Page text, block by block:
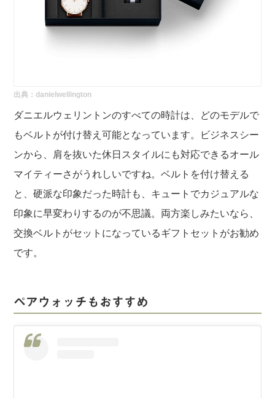
出典：danielwellington
ダニエルウェリントンのすべての時計は、どのモデルで
もベルトが付け替え可能となっています。ビジネスシー
ンから、肩を抜いた休日スタイルにも対応できるオール
マイティーさがうれしいですね。ベルトを付け替える
と、硬派な印象だった時計も、キュートでカジュアルな
印象に早変わりするのが不思議。両方楽しみたいなら、
交換ベルトがセットになっているギフトセットがお勧め
です。
ペアウォッチもおすすめ